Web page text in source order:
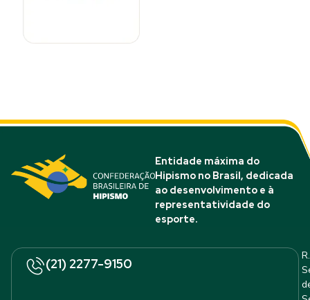
Entidade máxima do
Hipismo no Brasil, dedicada
ao desenvolvimento e à
representatividade do
esporte.
(21) 2277-9150
R.